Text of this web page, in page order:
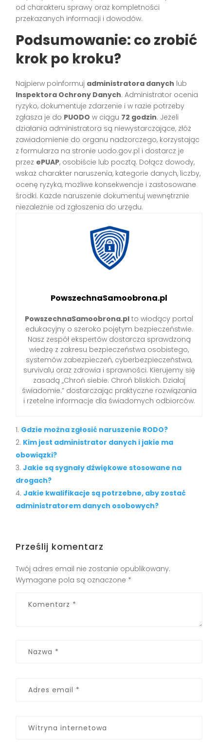
od charakteru sprawy oraz kompletności
przekazanych informacji i dowodów.
Podsumowanie: co zrobić
krok po kroku?
Najpierw poinformuj administratora danych lub
Inspektora Ochrony Danych. Administrator ocenia
ryzyko, dokumentuje zdarzenie i w razie potrzeby
zgłasza je do PUODO w ciągu 72 godzin. Jeżeli
działania administratora są niewystarczające, złóż
zawiadomienie do organu nadzorczego, korzystając
z formularza na stronie uodo.gov.pl i dostarcz je
przez ePUAP, osobiście lub pocztą. Dołącz dowody,
wskaż charakter naruszenia, kategorie danych, liczby,
ocenę ryzyka, możliwe konsekwencje i zastosowane
środki. Każde naruszenie dokumentuj wewnętrznie
niezależnie od zgłoszenia do urzędu.
PowszechnaSamoobrona.pl
PowszechnaSamoobrona.pl to wiodący portal
edukacyjny o szeroko pojętym bezpieczeństwie.
Nasz zespół ekspertów dostarcza sprawdzoną
wiedzę z zakresu bezpieczeństwa osobistego,
systemów zabezpieczeń, cyberbezpieczeństwa,
survivalu oraz zdrowia i sprawności. Kierujemy się
zasadą „Chroń siebie. Chroń bliskich. Działaj
świadomie.” dostarczając praktyczne rozwiązania
i rzetelne informacje dla świadomych odbiorców.
Gdzie można zgłosić naruszenie RODO?
Kim jest administrator danych i jakie ma
obowiązki?
Jakie są sygnały dźwiękowe stosowane na
drogach?
Jakie kwalifikacje są potrzebne, aby zostać
administratorem danych osobowych?
Prześlij komentarz
Twój adres email nie zostanie opublikowany.
Wymagane pola są oznaczone *